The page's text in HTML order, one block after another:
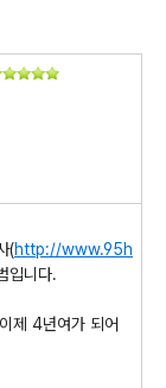
(http://www.95h
입니다.
제 4년여가 되어